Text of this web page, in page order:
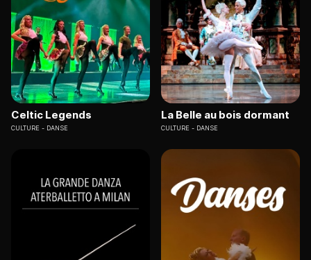
Celtic Legends
CULTURE DANSE
La Belle au bois dormant
CULTURE DANSE